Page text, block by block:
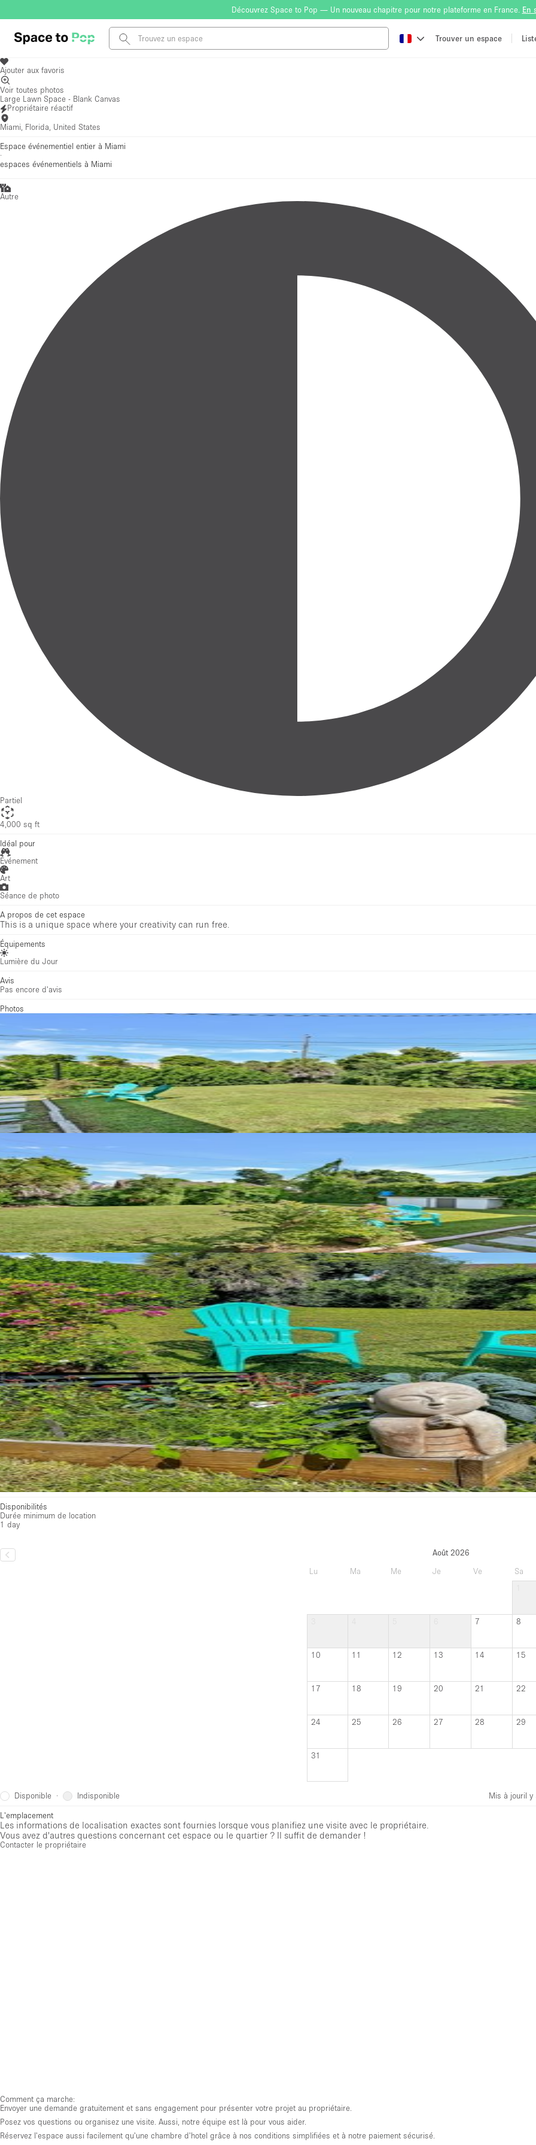
Découvrez Space to Pop — Un nouveau chapitre pour notre plateforme en France. En
Trouver un espace
Ajouter aux favoris
Voir toutes photos
Large Lawn Space - Blank Canvas
Propriétaire réactif
Miami, Florida, United States
Espace événementiel entier à Miami
·
espaces événementiels à Miami
Autre
Partiel
4,000 sq ft
Idéal pour
Événement
Art
Séance de photo
A propos de cet espace
This is a unique space where your creativity can run free.
Équipements
Lumière du Jour
Avis
Pas encore d'avis
Photos
Disponibilités
Durée minimum de location
1 day
Août 2026
Lu
Ma Me Je Ve
Sa
7 8
10 11 12 13 14 15
17 18 19 20 21 22
24 25 26 27 28 29
31
Disponible · Indisponible Mis à jouril y
L'emplacement
Les informations de localisation exactes sont fournies lorsque vous planifiez une visite avec le propriétaire.
Vous avez d'autres questions concernant cet espace ou le quartier ? Il suffit de demander !
Contacter le propriétaire
Comment ça marche:
Envoyer une demande gratuitement et sans engagement pour présenter votre projet au propriétaire.
Posez vos questions ou organisez une visite. Aussi, notre équipe est là pour vous aider.
Réservez l'espace aussi facilement qu'une chambre d'hotel grâce à nos conditions simplifiées et à notre paiement sécurisé.